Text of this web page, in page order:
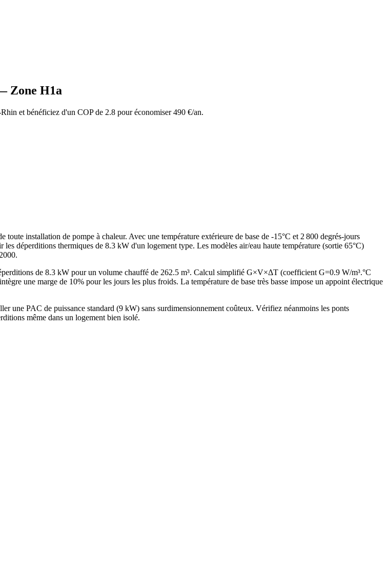
Zone H1a
et bénéficiez d'un COP de 2.8 pour économiser 490 €/an.
installation de pompe à chaleur. Avec une température extérieure de base de -15°C et 2 800 degrés-jours
déperditions thermiques de 8.3 kW d'un logement type. Les modèles air/eau haute température (sortie 65°C)
de 8.3 kW pour un volume chauffé de 262.5 m³. Calcul simplifié G×V×ΔT (coefficient G=0.9 W/m³.°C
une marge de 10% pour les jours les plus froids. La température de base très basse impose un appoint électrique
une PAC de puissance standard (9 kW) sans surdimensionnement coûteux. Vérifiez néanmoins les ponts
même dans un logement bien isolé.